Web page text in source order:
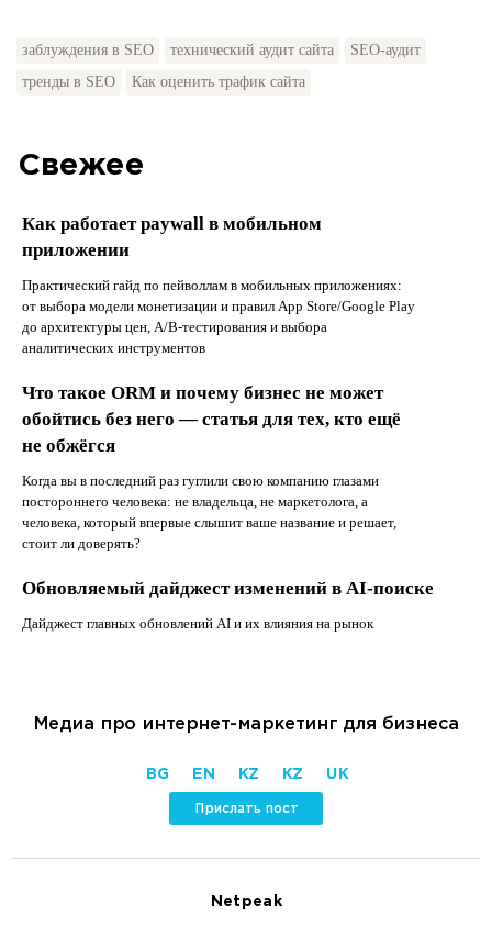
заблуждения в SEO технический аудит сайта
SEO-аудит
тренды в SEO
Как оценить трафик сайта
Свежее
Как работает paywall в мобильном
приложении
Практический гайд по пейволлам в мобильных приложениях:
от выбора модели монетизации и правил App Store/Google Play
до архитектуры цен, A/B-тестирования и выбора
аналитических инструментов
Что такое ORM и почему бизнес не может
обойтись без него — статья для тех, кто ещё
не обжёгся
Когда вы в последний раз гуглили свою компанию глазами
постороннего человека: не владельца, не маркетолога, а
человека, который впервые слышит ваше название и решает,
стоит ли доверять?
Обновляемый дайджест изменений в AI-поиске
Дайджест главных обновлений AI и их влияния на рынок
Медиа про интернет-маркетинг для бизнеса
BG EN KZ KZ UK
Прислать пост
Netpeak